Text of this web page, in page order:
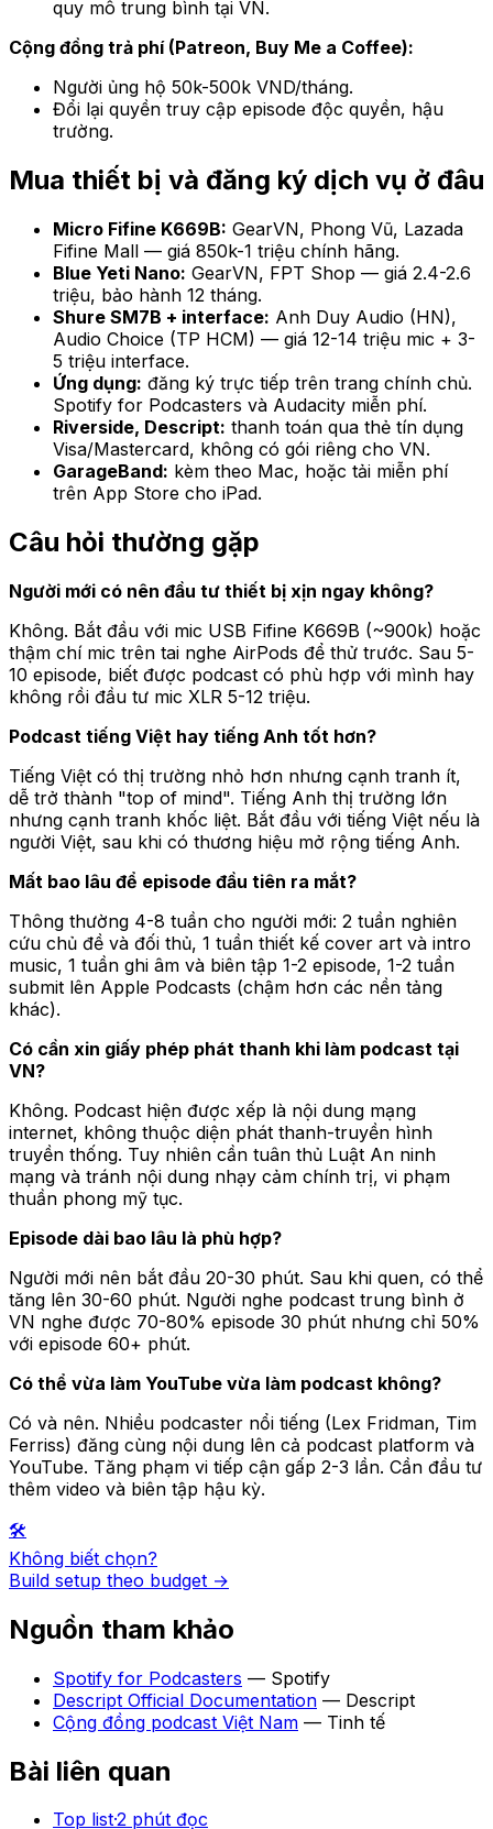
quy mô trung bình tại VN.
Cộng đồng trả phí (Patreon, Buy Me a Coffee):
Người ủng hộ 50k-500k VND/tháng.
Đổi lại quyền truy cập episode độc quyền, hậu
trường.
Mua thiết bị và đăng ký dịch vụ ở đâu
Micro Fifine K669B: GearVN, Phong Vũ, Lazada
Fifine Mall — giá 850k-1 triệu chính hãng.
Blue Yeti Nano: GearVN, FPT Shop — giá 2.4-2.6
triệu, bảo hành 12 tháng.
Shure SM7B + interface: Anh Duy Audio (HN),
Audio Choice (TP HCM) — giá 12-14 triệu mic + 3-
5 triệu interface.
Ứng dụng: đăng ký trực tiếp trên trang chính chủ.
Spotify for Podcasters và Audacity miễn phí.
Riverside, Descript: thanh toán qua thẻ tín dụng
Visa/Mastercard, không có gói riêng cho VN.
GarageBand: kèm theo Mac, hoặc tải miễn phí
trên App Store cho iPad.
Câu hỏi thường gặp
Người mới có nên đầu tư thiết bị xịn ngay không?
Không. Bắt đầu với mic USB Fifine K669B (~900k) hoặc
thậm chí mic trên tai nghe AirPods để thử trước. Sau 5-
10 episode, biết được podcast có phù hợp với mình hay
không rồi đầu tư mic XLR 5-12 triệu.
Podcast tiếng Việt hay tiếng Anh tốt hơn?
Tiếng Việt có thị trường nhỏ hơn nhưng cạnh tranh ít,
dễ trở thành "top of mind". Tiếng Anh thị trường lớn
nhưng cạnh tranh khốc liệt. Bắt đầu với tiếng Việt nếu là
người Việt, sau khi có thương hiệu mở rộng tiếng Anh.
Mất bao lâu để episode đầu tiên ra mắt?
Thông thường 4-8 tuần cho người mới: 2 tuần nghiên
cứu chủ đề và đối thủ, 1 tuần thiết kế cover art và intro
music, 1 tuần ghi âm và biên tập 1-2 episode, 1-2 tuần
submit lên Apple Podcasts (chậm hơn các nền tảng
khác).
Có cần xin giấy phép phát thanh khi làm podcast tại
VN?
Không. Podcast hiện được xếp là nội dung mạng
internet, không thuộc diện phát thanh-truyền hình
truyền thống. Tuy nhiên cần tuân thủ Luật An ninh
mạng và tránh nội dung nhạy cảm chính trị, vi phạm
thuần phong mỹ tục.
Episode dài bao lâu là phù hợp?
Người mới nên bắt đầu 20-30 phút. Sau khi quen, có thể
tăng lên 30-60 phút. Người nghe podcast trung bình ở
VN nghe được 70-80% episode 30 phút nhưng chỉ 50%
với episode 60+ phút.
Có thể vừa làm YouTube vừa làm podcast không?
Có và nên. Nhiều podcaster nổi tiếng (Lex Fridman, Tim
Ferriss) đăng cùng nội dung lên cả podcast platform và
YouTube. Tăng phạm vi tiếp cận gấp 2-3 lần. Cần đầu tư
thêm video và biên tập hậu kỳ.
🛠️
Không biết chọn?
Build setup theo budget →
Nguồn tham khảo
Spotify for Podcasters — Spotify
Descript Official Documentation — Descript
Cộng đồng podcast Việt Nam — Tinh tế
Bài liên quan
Top list·2 phút đọc